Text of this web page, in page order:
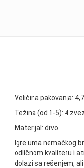
Veličina pakovanja:
Težina (od 1-5): 4
Materijal: drvo
Igre uma nemačkog
odličnom kvalitetu i
dolazi sa rešenjem,